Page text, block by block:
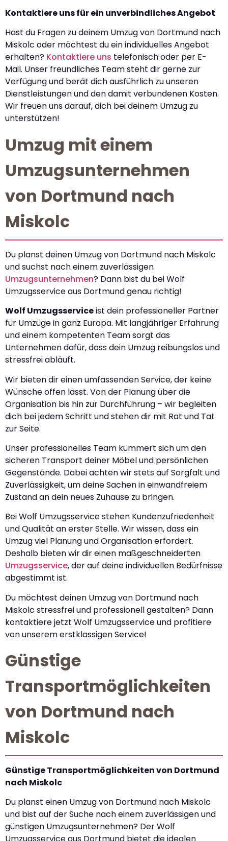
Kontaktiere uns für ein unverbindliches Angebot
Hast du Fragen zu deinem Umzug von Dortmund nach
Miskolc oder möchtest du ein individuelles Angebot
erhalten? Kontaktiere uns telefonisch oder per E-
Mail. Unser freundliches Team steht dir gerne zur
Verfügung und berät dich ausführlich zu unseren
Dienstleistungen und den damit verbundenen Kosten.
Wir freuen uns darauf, dich bei deinem Umzug zu
unterstützen!
Umzug mit einem
Umzugsunternehmen
von Dortmund nach
Miskolc
Du planst deinen Umzug von Dortmund nach Miskolc
und suchst nach einem zuverlässigen
Umzugsunternehmen? Dann bist du bei Wolf
Umzugsservice aus Dortmund genau richtig!
Wolf Umzugsserviceist dein professioneller Partner
für Umzüge in ganz Europa. Mit langjähriger Erfahrung
und einem kompetenten Team sorgt das
Unternehmen dafür, dass dein Umzug reibungslos und
stressfrei abläuft.
Wir bieten dir einen umfassenden Service, der keine
Wünsche offen lässt. Von der Planung über die
Organisation bis hin zur Durchführung – wir begleiten
dich bei jedem Schritt und stehen dir mit Rat und Tat
zur Seite.
Unser professionelles Team kümmert sich um den
sicheren Transport deiner Möbel und persönlichen
Gegenstände. Dabei achten wir stets auf Sorgfalt und
Zuverlässigkeit, um deine Sachen in einwandfreiem
Zustand an dein neues Zuhause zu bringen.
Bei Wolf Umzugsservice stehen Kundenzufriedenheit
und Qualität an erster Stelle. Wir wissen, dass ein
Umzug viel Planung und Organisation erfordert.
Deshalb bieten wir dir einen maßgeschneiderten
Umzugsservice, der auf deine individuellen Bedürfnisse
abgestimmt ist.
Du möchtest deinen Umzug von Dortmund nach
Miskolc stressfrei und professionell gestalten? Dann
kontaktiere jetzt Wolf Umzugsservice und profitiere
von unserem erstklassigen Service!
Günstige
Transportmöglichkeiten
von Dortmund nach
Miskolc
Günstige Transportmöglichkeiten von Dortmund
nach Miskolc
Du planst einen Umzug von Dortmund nach Miskolc
und bist auf der Suche nach einem zuverlässigen und
günstigen Umzugsunternehmen? Der Wolf